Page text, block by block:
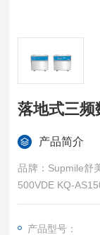
落地式三
产品简介
品牌：Supmile舒美 型号：
产品型号：